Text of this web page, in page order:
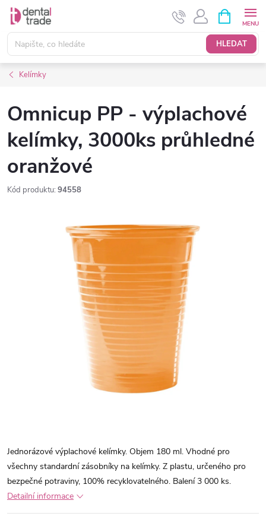
Přejít
obsah
HLEDAT
NÁKUPNÍ
KOŠÍK
Kelímky
Omnicup PP - výplachové
kelímky, 3000ks průhledné
oranžové
Kód produktu: 94558
Jednorázové výplachové kelímky. Objem 180 ml. Vhodné pro
všechny standardní zásobníky na kelímky. Z plastu, určeného pro
bezpečné potraviny, 100% recyklovatelného. Balení 3 000 ks.
Detailní informace